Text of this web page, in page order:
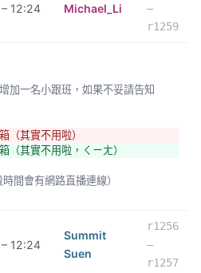
12:24 Michael_Li
–
r1259
其實不用啦）
其實不用啦，ㄑㄧㄤ）
時間會有網路直播連線）
12:24
Summit
Suen
r1256
–
r1257